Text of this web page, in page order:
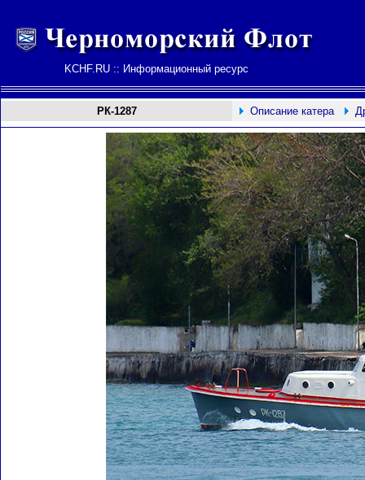
KCHF.RU :: Информационный ресурс
РК-1287 Описание катера